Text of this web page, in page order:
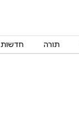
תורה חדשות